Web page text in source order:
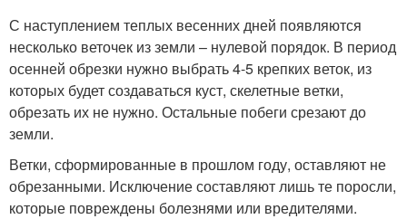
С наступлением теплых весенних дней появляются
несколько веточек из земли – нулевой порядок. В период
осенней обрезки нужно выбрать 4-5 крепких веток, из
которых будет создаваться куст, скелетные ветки,
обрезать их не нужно. Остальные побеги срезают до
земли.
Ветки, сформированные в прошлом году, оставляют не
обрезанными. Исключение составляют лишь те поросли,
которые повреждены болезнями или вредителями.